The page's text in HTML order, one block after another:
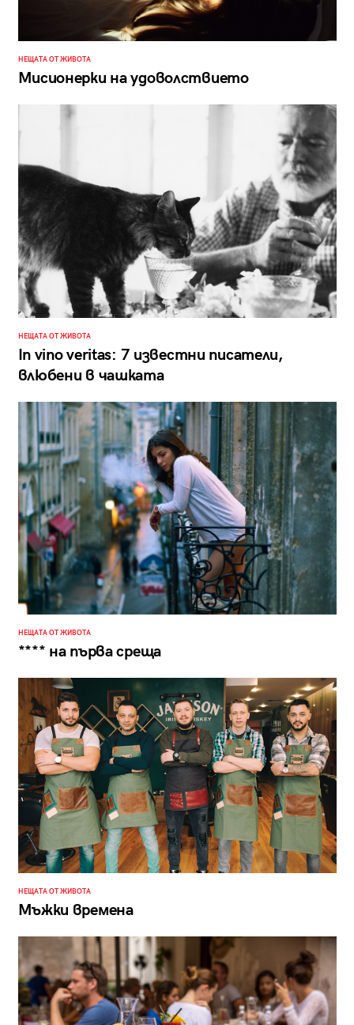
НЕЩАТА ОТ ЖИВОТА
Мисионерки на удоволствието
НЕЩАТА ОТ ЖИВОТА
In vino veritas: 7 известни писатели,
влюбени в чашката
НЕЩАТА ОТ ЖИВОТА
**** на първа среща
НЕЩАТА ОТ ЖИВОТА
Мъжки времена